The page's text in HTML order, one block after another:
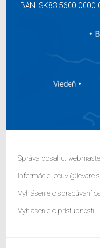
IBAN: SK83 5600 0000
Správa obsahu:
Informácie:
Vyhlásenie o spracúvaní
Vyhlásenie o prístupnosti